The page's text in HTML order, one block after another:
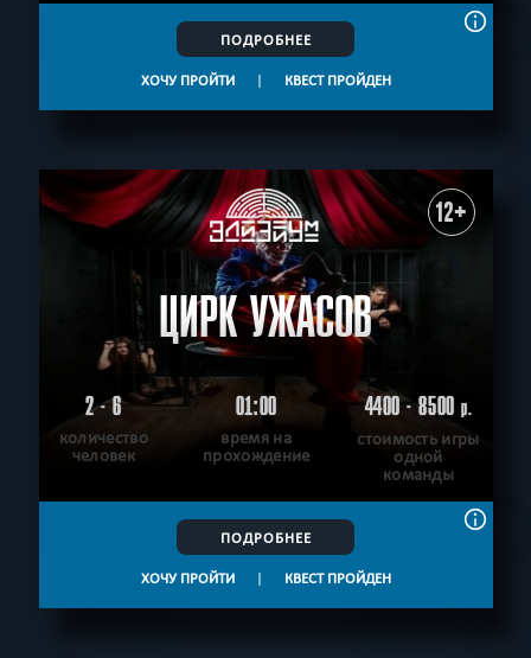
ПОДРОБНЕЕ
ХОЧУ ПРОЙТИ | КВЕСТ ПРОЙДЕН
12+
ЦИРК УЖАСОВ
2 - 6
количество
человек
01:00
время на
прохождение
4400 - 8500р.
стоимость игры
одной
команды
ПОДРОБНЕЕ
ХОЧУ ПРОЙТИ | КВЕСТ ПРОЙДЕН